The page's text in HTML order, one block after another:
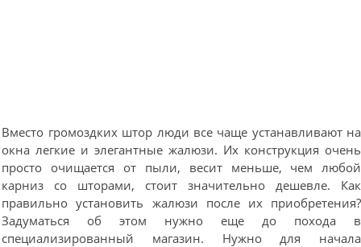
Вместо громоздких штор люди все чаще устанавливают на
окна легкие и элегантные жалюзи. Их конструкция очень
просто очищается от пыли, весит меньше, чем любой
карниз со шторами, стоит значительно дешевле. Как
правильно установить жалюзи после их приобретения?
Задуматься об этом нужно еще до похода в
специализированный магазин. Нужно для начала